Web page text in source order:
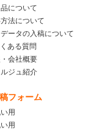
について
法について
ータの入稿について
ある質問
会社概要
ジュ紹介
フォーム
用
用